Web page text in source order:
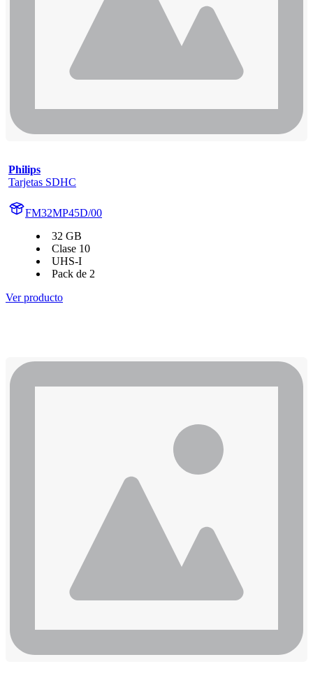
Philips
Tarjetas SDHC
FM32MP45D/00
32 GB
Clase 10
UHS-I
Pack de 2
Ver producto